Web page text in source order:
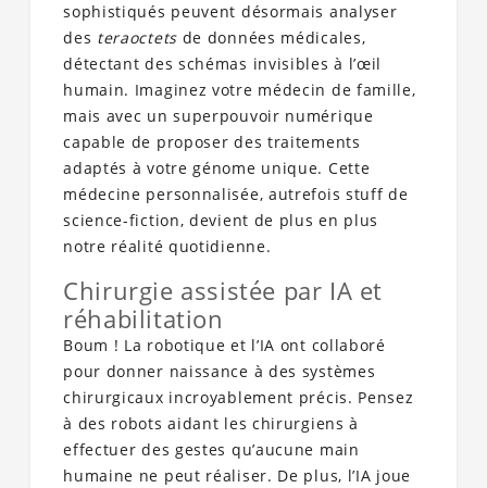
sophistiqués peuvent désormais analyser
des teraoctetsde données médicales,
détectant des schémas invisibles à l’œil
humain. Imaginez votre médecin de famille,
mais avec un superpouvoir numérique
capable de proposer des traitements
adaptés à votre génome unique. Cette
médecine personnalisée, autrefois stuff de
science-fiction, devient de plus en plus
notre réalité quotidienne.
Chirurgie assistée par IA et
réhabilitation
Boum ! La robotique et l’IA ont collaboré
pour donner naissance à des systèmes
chirurgicaux incroyablement précis. Pensez
à des robots aidant les chirurgiens à
effectuer des gestes qu’aucune main
humaine ne peut réaliser. De plus, l’IA joue